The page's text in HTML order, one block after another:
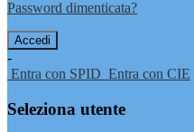
Password dimenticata?
-
Entra con SPID Entra con CIE
Seleziona utente